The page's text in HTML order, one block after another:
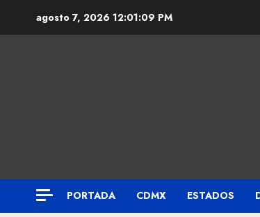
agosto 7, 2026 12:01:10 PM
PORTADA CDMX ESTADOS